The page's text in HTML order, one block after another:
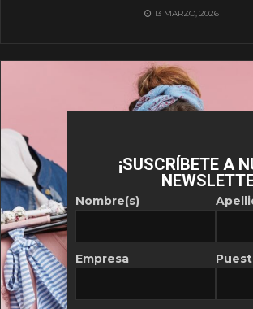
13 MARZO, 2026
¡SUSCRÍBETE A
Nombre(s)
Empresa